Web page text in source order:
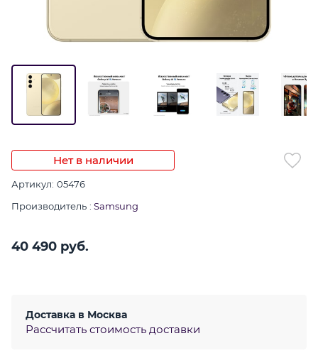
Нет в наличии
Артикул: 05476
Производитель : Samsung
40 490 руб.
Доставка в Москва
Рассчитать стоимость доставки